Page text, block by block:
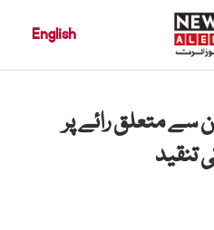
English
متعلق رائے پر
تنقید